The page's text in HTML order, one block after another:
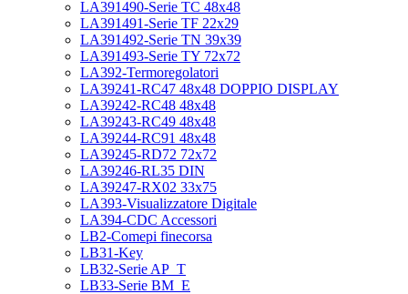
LA391490-Serie TC 48x48
LA391491-Serie TF 22x29
LA391492-Serie TN 39x39
LA391493-Serie TY 72x72
LA392-Termoregolatori
LA39241-RC47 48x48 DOPPIO DISPLAY
LA39242-RC48 48x48
LA39243-RC49 48x48
LA39244-RC91 48x48
LA39245-RD72 72x72
LA39246-RL35 DIN
LA39247-RX02 33x75
LA393-Visualizzatore Digitale
LA394-CDC Accessori
LB2-Comepi finecorsa
LB31-Key
LB32-Serie AP_T
LB33-Serie BM_E